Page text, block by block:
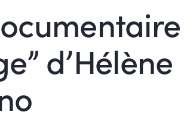
d’Hélène